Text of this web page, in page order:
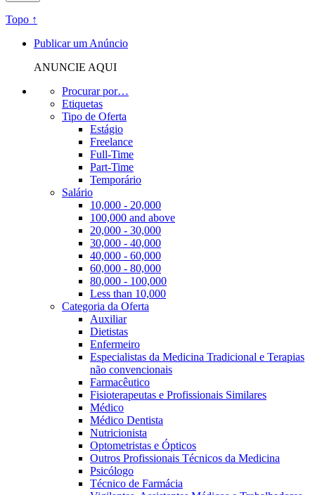
Topo ↑
Publicar um Anúncio
ANUNCIE AQUI
Procurar por…
Etiquetas
Tipo de Oferta
Estágio
Freelance
Full-Time
Part-Time
Temporário
Salário
10,000 - 20,000
100,000 and above
20,000 - 30,000
30,000 - 40,000
40,000 - 60,000
60,000 - 80,000
80,000 - 100,000
Less than 10,000
Categoria da Oferta
Auxiliar
Dietistas
Enfermeiro
Especialistas da Medicina Tradicional e Terapias
não convencionais
Farmacêutico
Fisioterapeutas e Profissionais Similares
Médico
Médico Dentista
Nutricionista
Optometristas e Ópticos
Outros Profissionais Técnicos da Medicina
Psicólogo
Técnico de Farmácia